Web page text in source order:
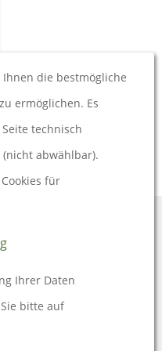
die bestmögliche
ermöglichen. Es
technisch
(nicht abwählbar).
für
Ihrer Daten
bitte auf